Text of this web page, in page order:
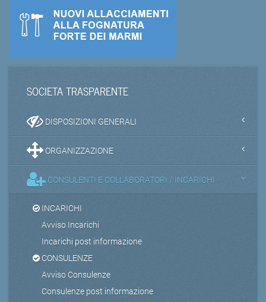
SOCIETA TRASPARENTE
DISPOSIZIONI GENERALI
ORGANIZZAZIONE
CONSULENTI E COLLABORATORI / INCARICHI
INCARICHI
Avviso Incarichi
Incarichi post informazione
CONSULENZE
Avviso Consulenze
Consulenze post informazione